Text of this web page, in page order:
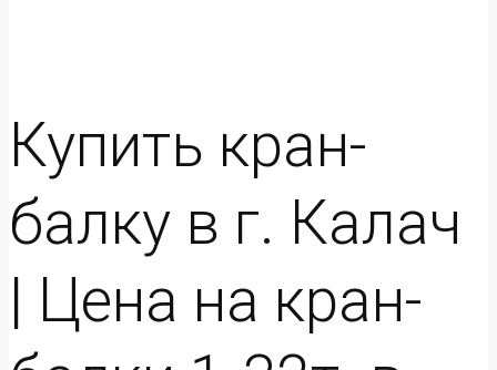
Купить кран-
балку в г. Калач
| Цена на кран-